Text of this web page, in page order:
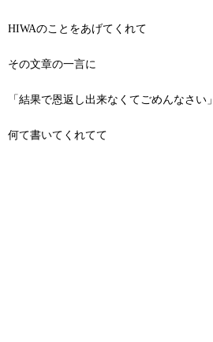
HIWAのことをあげてくれて
その文章の一言に
「結果で恩返し出来なくてごめんなさい」
何て書いてくれてて